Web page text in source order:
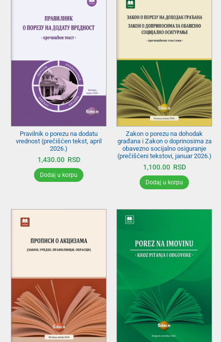
Pravilnik o porezu na dodatu
vrednost (prečišćen tekst, april
2026.)
1,430.00 RSD
Dodaj u korpu
Zakon o porezu na dohodak
građana i Zakon o doprinosima za
obavezno socijalno osiguranje
(prečišćeni tekstovi, januar 2026.)
1,100.00 RSD
Dodaj u korpu